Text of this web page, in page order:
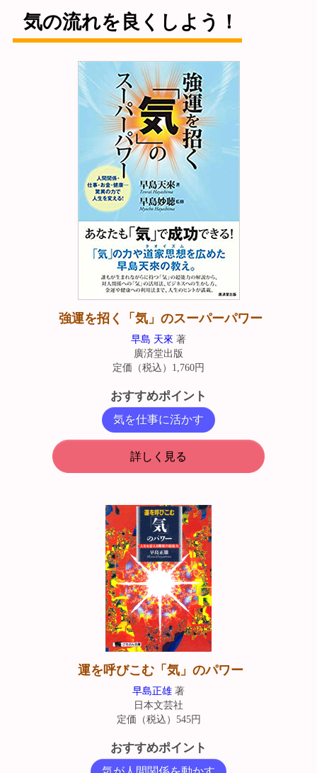
気の流れを良くしよう！
強運を招く「気」のスーパーパワー
早島 天來 著
廣済堂出版
定価（税込）1,760円
おすすめポイント
気を仕事に活かす
詳しく見る
運を呼びこむ「気」のパワー
早島正雄 著
日本文芸社
定価（税込）545円
おすすめポイント